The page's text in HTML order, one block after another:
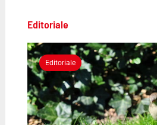
Editoriale
Editoriale